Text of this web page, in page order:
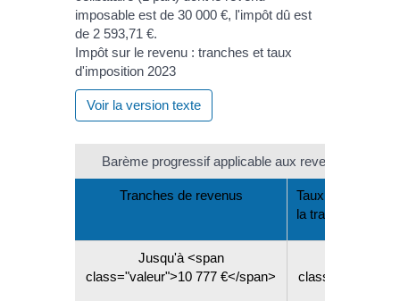
Impôt sur le revenu : tranches et taux
d'imposition 2023
Voir la version texte
Barème progressif applicable aux revenus de 2022
Tranches de revenus
Taux d'imposition
la tranche de
Jusqu'à <span
class="valeur">10 777 €</span>
class="valeur">0